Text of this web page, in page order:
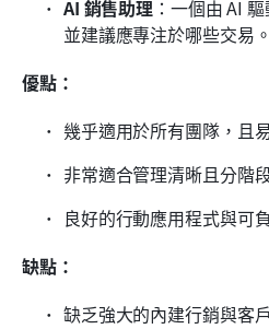
AI 銷售助理 ：一個由 AI
並建議應專注於哪些交易。
優點：
幾乎適用於所有團隊，且
非常適合管理清晰且分階
良好的行動應用程式與可
缺點：
缺乏強大的內建行銷與客